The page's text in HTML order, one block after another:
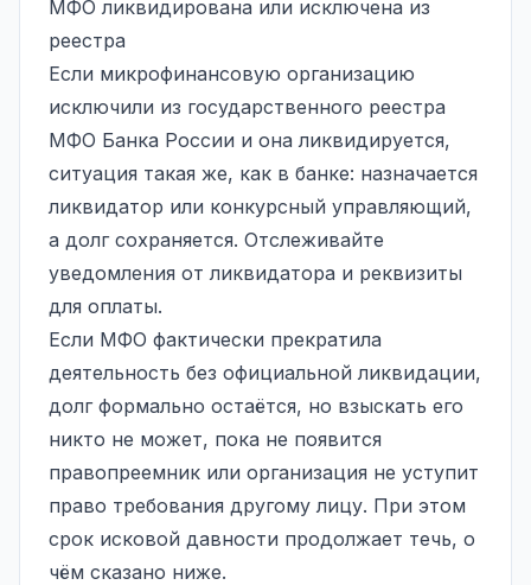
МФО ликвидирована или исключена из
реестра
Если микрофинансовую организацию
исключили из государственного реестра
МФО Банка России и она ликвидируется,
ситуация такая же, как в банке: назначается
ликвидатор или конкурсный управляющий,
а долг сохраняется. Отслеживайте
уведомления от ликвидатора и реквизиты
для оплаты.
Если МФО фактически прекратила
деятельность без официальной ликвидации,
долг формально остаётся, но взыскать его
никто не может, пока не появится
правопреемник или организация не уступит
право требования другому лицу. При этом
срок исковой давности продолжает течь, о
чём сказано ниже.